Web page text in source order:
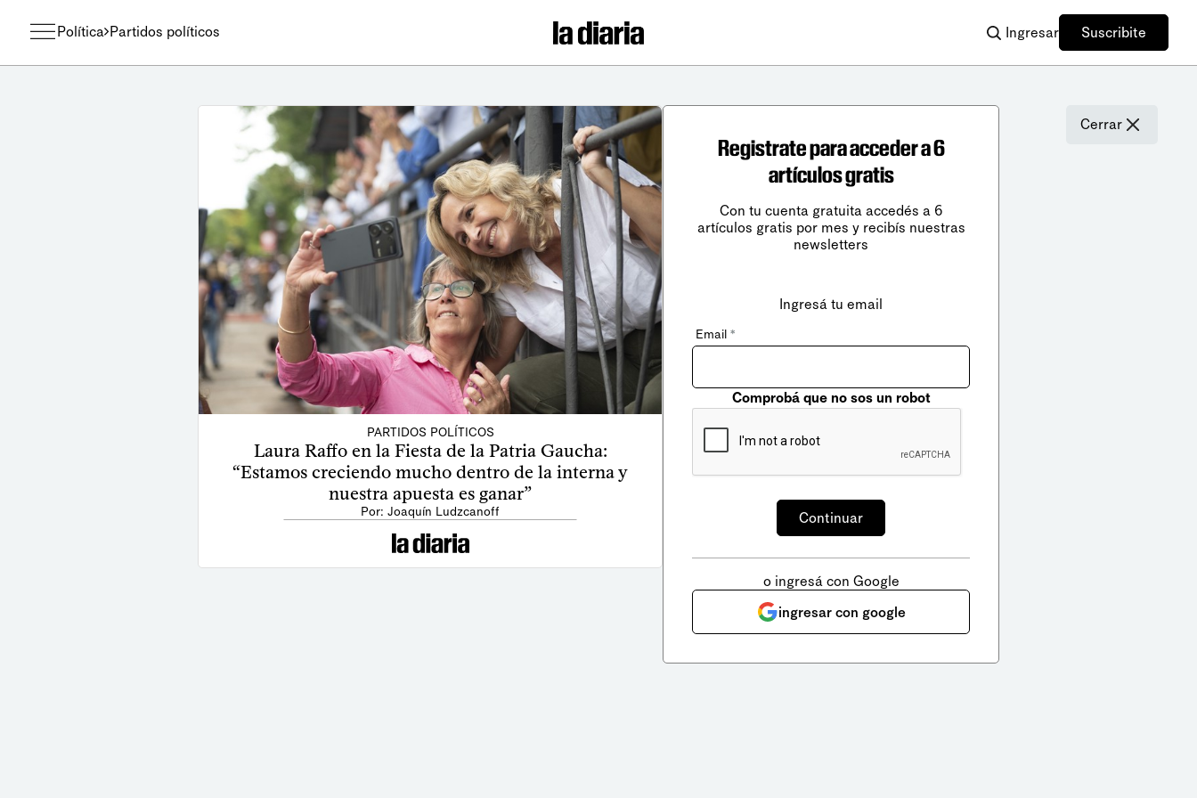
Política Partidos políticos Ingresar Suscribite
PARTIDOS POLÍTICOS
Laura Raffo en la Fiesta de la Patria Gaucha:
“Estamos creciendo mucho dentro de la interna y
nuestra apuesta es ganar”
Por: Joaquín Ludzcanoff
Cerrar
Registrate para acceder a 6
artículos gratis
Con tu cuenta gratuita accedés a 6
artículos gratis por mes y recibís nuestras
newsletters
Ingresá tu email
Email *
Comprobá que no sos un robot
o ingresá con Google
ingresar con google